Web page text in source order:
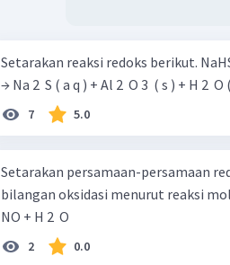
Setarakan reaksi redoks berikut. NaHSO 4 ​ ( a q ) + Al ( s ) + NaOH ( a q )
→ Na 2 ​ S ( a q ) + Al 2 ​ O 3 ​ ( s ) + H 2 ​ O
7 5.0
Setarakan persamaan-persamaan
bilangan oksidasi menurut reaksi molekul! Sb + HNO 3 ​ → Sb
NO + H 2 ​ O
2 0.0